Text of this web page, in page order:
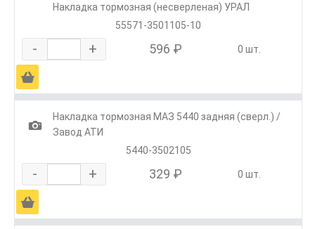
Накладка тормозная (несверленая) УРАЛ
55571-3501105-10
- + 596 ₽ 0 шт.
Ä
1
Накладка тормозная МАЗ 5440 задняя (сверл.) /
Завод АТИ
5440-3502105
- + 329 ₽ 0 шт.
Ä